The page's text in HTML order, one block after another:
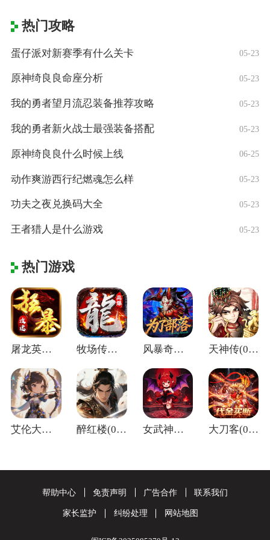
热门攻略
蛋仔派对新赛季有什么关卡 05-23
原神绮良良命座分析 05-23
我的勇者望月流忍装备推荐攻略 05-23
我的勇者新火战士最强装备搭配 05-23
原神绮良良什么时候上线 06-25
动作爽游西行纪燃魂怎么样 05-23
功夫之夜兑换码大全 05-23
王者猎人是什么游戏 05-23
热门游戏
屠龙英雄(神魔狂暴攻速单职) 牧场传奇(终身红包免费版) 风暴奇兵(0.05折万元真充) 天神传(0.1折苍穹神武三国)
艾伦大陆(0.05折十二国记) 醉红楼(0.05折一剑无敌) 女武神之剑(0.1折天使之剑) 大刀客(0.05折绝情一刀买断版)
帮助中心 免责声明 广告合作 联系我们
家长监护 纠纷处理 网站地图